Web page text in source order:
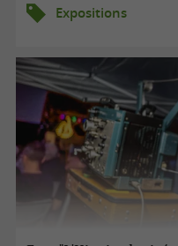
Expositions